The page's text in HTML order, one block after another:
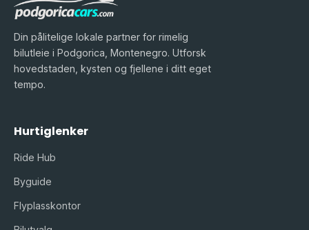
Din pålitelige lokale partner for rimelig
bilutleie i Podgorica, Montenegro. Utforsk
hovedstaden, kysten og fjellene i ditt eget
tempo.
Hurtiglenker
Ride Hub
Byguide
Flyplasskontor